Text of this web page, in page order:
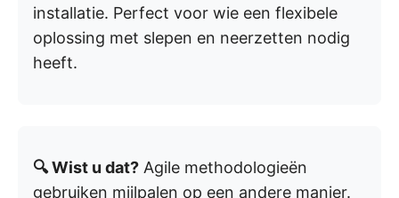
installatie. Perfect voor wie een flexibele
oplossing met slepen en neerzetten nodig
heeft.
🔍 Wist u dat? Agile methodologieën
gebruiken mijlpalen op een andere manier.